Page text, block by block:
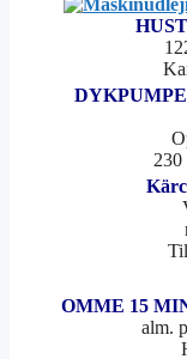
230
OMME 15
alm.